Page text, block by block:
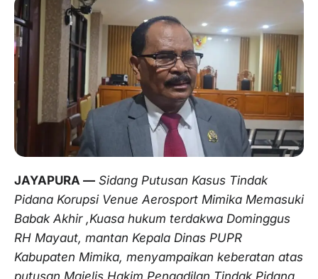
JAYAPURA — Sidang Putusan Kasus Tindak
Pidana Korupsi Venue Aerosport Mimika Memasuki
Babak Akhir ,Kuasa hukum terdakwa Dominggus
RH Mayaut, mantan Kepala Dinas PUPR
Kabupaten Mimika, menyampaikan keberatan atas
putusan Majelis Hakim Pengadilan Tindak Pidana